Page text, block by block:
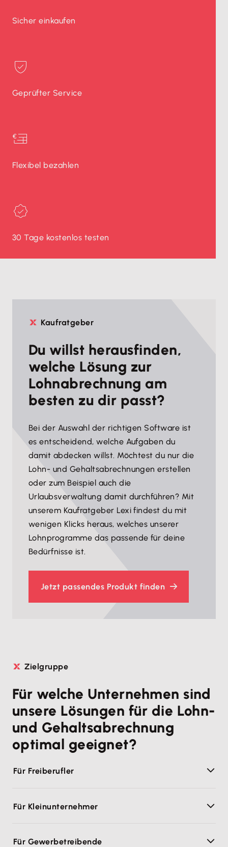
Sicher einkaufen
Geprüfter Service
Flexibel bezahlen
30 Tage kostenlos testen
Kaufratgeber
Du willst herausfinden,
welche Lösung zur
Lohnabrechnung am
besten zu dir passt?
Bei der Auswahl der richtigen Software ist
es entscheidend, welche Aufgaben du
damit abdecken willst. Möchtest du nur die
Lohn- und Gehaltsabrechnungen erstellen
oder zum Beispiel auch die
Urlaubsverwaltung damit durchführen? Mit
unserem Kaufratgeber Lexi findest du mit
wenigen Klicks heraus, welches unserer
Lohnprogramme das passende für deine
Bedürfnisse ist.
Jetzt passendes Produkt finden
Zielgruppe
Für welche Unternehmen sind
unsere Lösungen für die Lohn-
und Gehaltsabrechnung
optimal geeignet?
Für Freiberufler
Für Kleinunternehmer
Für Gewerbetreibende